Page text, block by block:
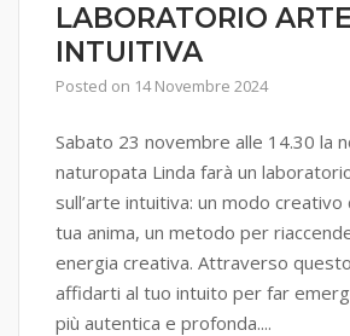
LABORATORIO ARTE
INTUITIVA
Posted on 14 Novembre 2024
Sabato 23 novembre alle 14.30 la
naturopata Linda farà un
sull’arte intuitiva: un modo
tua anima, un metodo per
energia creativa. Attraverso
affidarti al tuo intuito per far
più autentica e profonda....